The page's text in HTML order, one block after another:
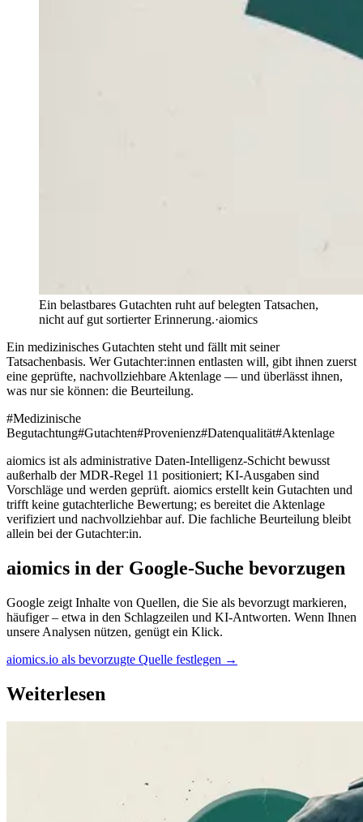
Ein belastbares Gutachten ruht auf belegten Tatsachen,
nicht auf gut sortierter Erinnerung.·aiomics
Ein medizinisches Gutachten steht und fällt mit seiner
Tatsachenbasis. Wer Gutachter:innen entlasten will, gibt ihnen zuerst
eine geprüfte, nachvollziehbare Aktenlage — und überlässt ihnen,
was nur sie können: die Beurteilung.
#Medizinische
Begutachtung#Gutachten#Provenienz#Datenqualität#Aktenlage
aiomics ist als administrative Daten-Intelligenz-Schicht bewusst
außerhalb der MDR-Regel 11 positioniert; KI-Ausgaben sind
Vorschläge und werden geprüft. aiomics erstellt kein Gutachten und
trifft keine gutachterliche Bewertung; es bereitet die Aktenlage
verifiziert und nachvollziehbar auf. Die fachliche Beurteilung bleibt
allein bei der Gutachter:in.
aiomics in der Google-Suche bevorzugen
Google zeigt Inhalte von Quellen, die Sie als bevorzugt markieren,
häufiger – etwa in den Schlagzeilen und KI-Antworten. Wenn Ihnen
unsere Analysen nützen, genügt ein Klick.
aiomics.io als bevorzugte Quelle festlegen →
Weiterlesen